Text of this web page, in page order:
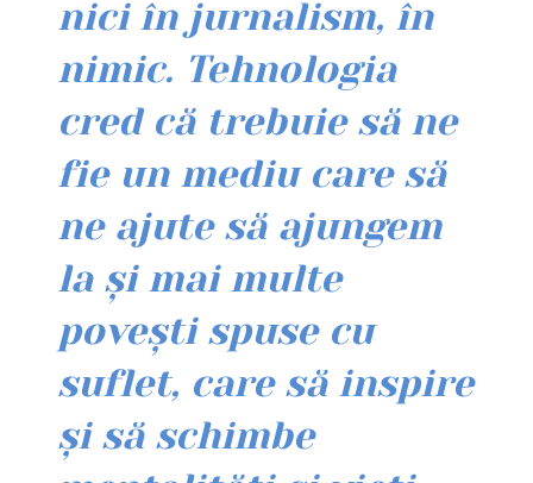
nici în jurnalism, în
nimic. Tehnologia
cred că trebuie să ne
fie un mediu care să
ne ajute să ajungem
la și mai multe
povești spuse cu
suflet, care să inspire
și să schimbe